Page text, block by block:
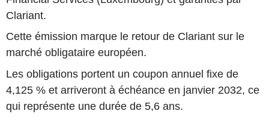
Clariant.
Cette émission marque le retour de Clariant sur le
marché obligataire européen.
Les obligations portent un coupon annuel fixe de
4,125 % et arriveront à échéance en janvier 2032, ce
qui représente une durée de 5,6 ans.